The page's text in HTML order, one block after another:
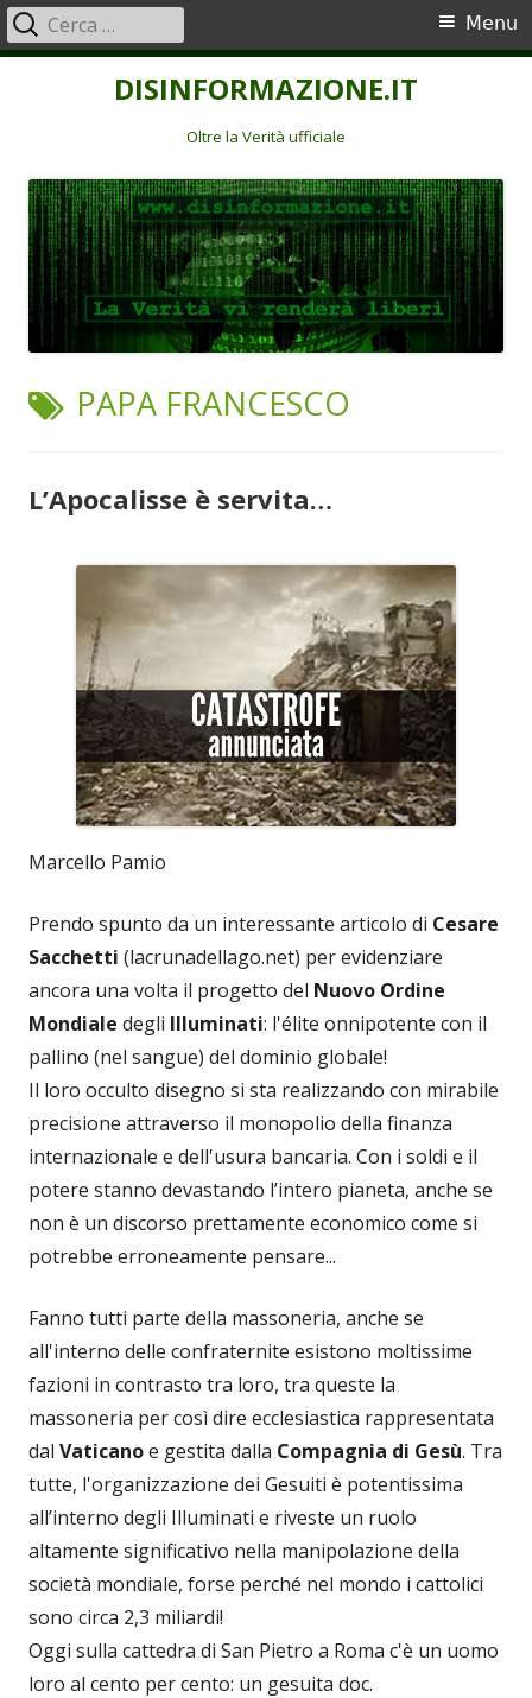
DISINFORMAZIONE.IT
Oltre la Verità ufficiale
Menu
principale
Menu
Ricerca
per:
TAG:
PAPA FRANCESCO
L’Apocalisse è servita…
Marcello Pamio
Prendo spunto da un interessante articolo di Cesare
Sacchetti (lacrunadellago.net) per evidenziare
ancora una volta il progetto del Nuovo Ordine
Mondiale degli Illuminati: l'élite onnipotente con il
pallino (nel sangue) del dominio globale!
Il loro occulto disegno si sta realizzando con mirabile
precisione attraverso il monopolio della finanza
internazionale e dell'usura bancaria. Con i soldi e il
potere stanno devastando l’intero pianeta, anche se
non è un discorso prettamente economico come si
potrebbe erroneamente pensare...
Fanno tutti parte della massoneria, anche se
all'interno delle confraternite esistono moltissime
fazioni in contrasto tra loro, tra queste la
massoneria per così dire ecclesiastica rappresentata
dal Vaticanoe gestita dalla Compagnia di Gesù. Tra
tutte, l'organizzazione dei Gesuiti è potentissima
all’interno degli Illuminati e riveste un ruolo
altamente significativo nella manipolazione della
società mondiale, forse perché nel mondo i cattolici
sono circa 2,3 miliardi!
Oggi sulla cattedra di San Pietro a Roma c'è un uomo
loro al cento per cento: un gesuita doc.